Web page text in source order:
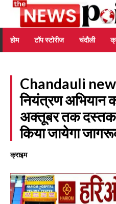
होम टॉप स्टोरीज चंदौली
Chandauli news
नियंत्रण अभियान
अक्तूबर तक दस्तक,
किया जायेगा
क्राइम